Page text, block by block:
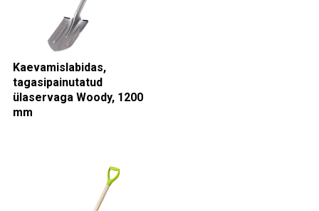
Kaevamislabidas,
tagasipainutatud
ülaservaga Woody, 1200
mm